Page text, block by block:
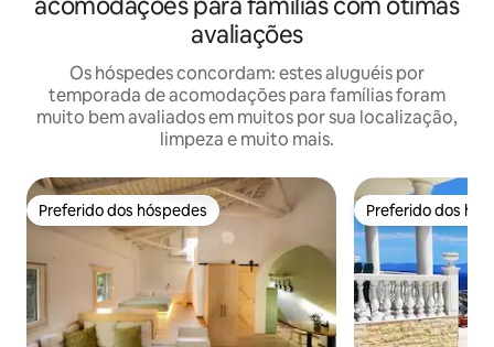
avaliações
Os hóspedes concordam: estes aluguéis por
temporada de acomodações para famílias foram
muito bem avaliados em muitos por sua localização,
limpeza e muito mais.
Preferido dos hóspedes
Preferido dos hóspedes Preferido dos
Preferido dos